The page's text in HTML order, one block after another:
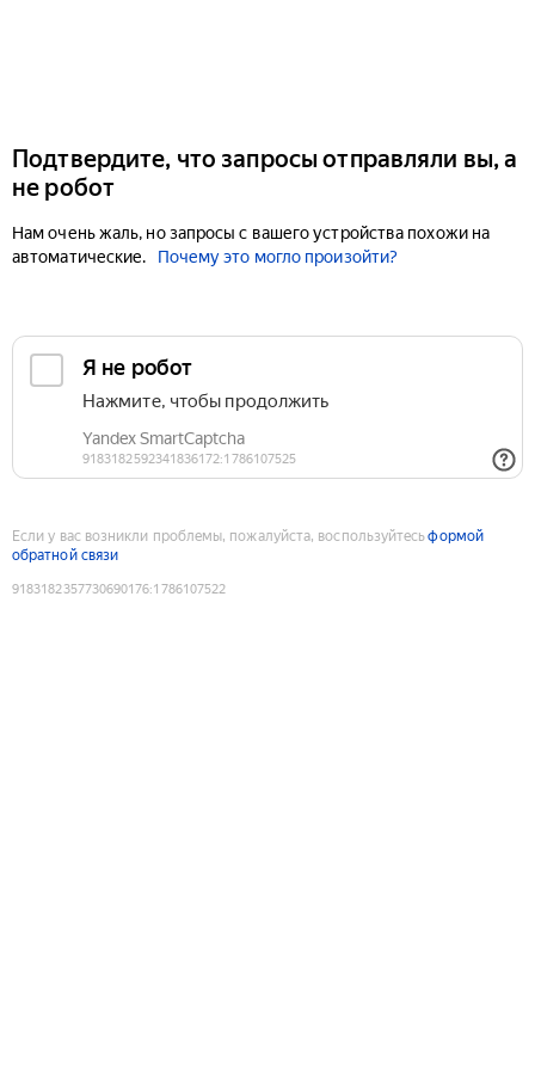
Подтвердите, что запросы отправляли вы, а
не робот
Нам очень жаль, но запросы с вашего устройства похожи на
автоматические.
Почему это могло произойти?
Если у вас возникли проблемы, пожалуйста, воспользуйтесьформой
обратной связи
9183182357730690176:1786107522